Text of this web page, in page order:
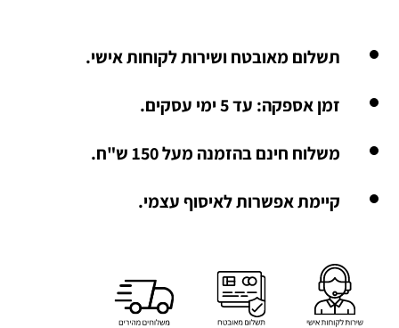
תשלום מאובטח ושירות לקוחות אישי.
זמן אספקה: עד 5 ימי עסקים.
משלוח חינם בהזמנה מעל 150 ש"ח.
קיימת אפשרות לאיסוף עצמי.